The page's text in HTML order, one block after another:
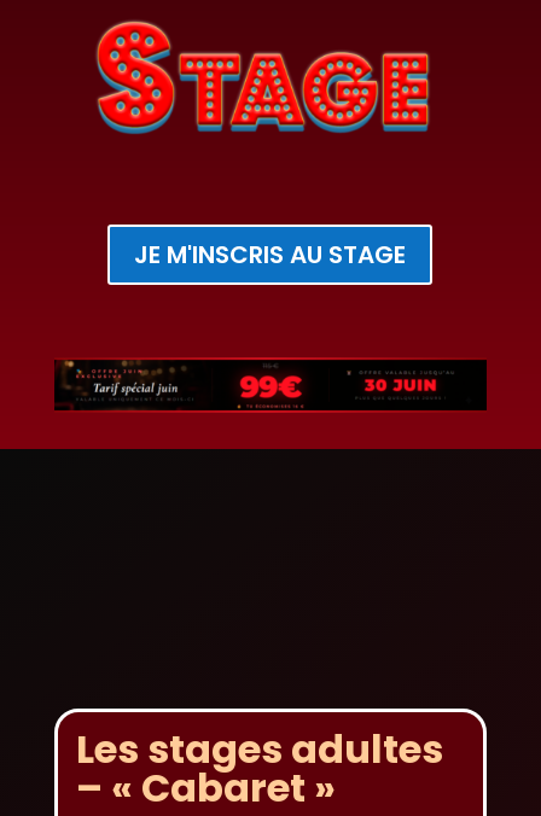
JE M'INSCRIS AU STAGE
Les stages adultes
– « Cabaret »